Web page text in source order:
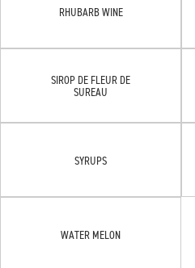
RHUBARB WINE
SIROP DE FLEUR DE
SUREAU
SYRUPS
WATER MELON